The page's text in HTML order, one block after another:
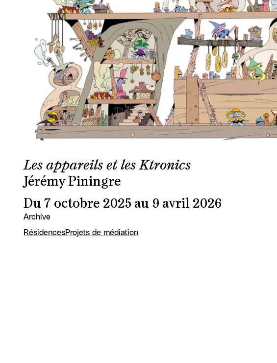
Les appareils et les Ktronics
Jérémy Piningre
Du 7 octobre 2025 au 9 avril 2026
Archive
RésidencesProjets de médiation